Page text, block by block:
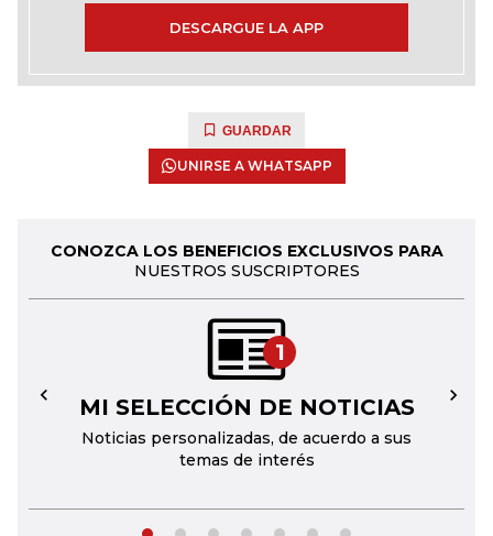
DESCARGUE LA APP
GUARDAR
UNIRSE A WHATSAPP
CONOZCA LOS BENEFICIOS EXCLUSIVOS PARA
NUESTROS SUSCRIPTORES
1
MI SELECCIÓN DE NOTICIAS
Noticias personalizadas, de acuerdo a sus
temas de interés
← →